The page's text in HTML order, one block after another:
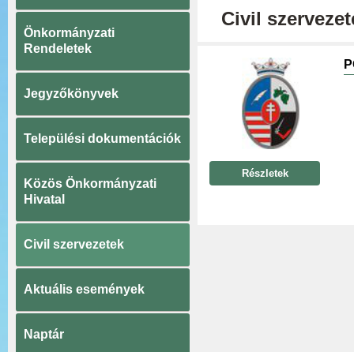
Önkormányzati
Rendeletek
Jegyzőkönyvek
Települési dokumentációk
Közös Önkormányzati
Hivatal
Civil szervezetek
Aktuális események
Naptár
Civil
Részletek